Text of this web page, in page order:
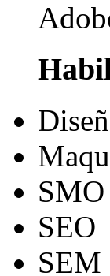
SMO
SEO
SEM